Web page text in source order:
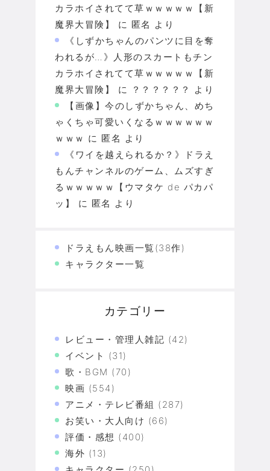
カラホイされてて草ｗｗｗｗｗ【新
魔界大冒険】
に 匿名 より
《しずかちゃんのパンツに目を奪
われるが…》人形のスカートもチン
カラホイされてて草ｗｗｗｗｗ【新
魔界大冒険】
に ？？？？？？
より
【画像】今のしずかちゃん、めち
ゃくちゃ可愛いくなるｗｗｗｗｗｗ
ｗｗｗ に 匿名 より
《ワイを越えられるか？》ドラえ
もんチャンネルのゲーム、ムズすぎ
るｗｗｗｗｗ【ウマタケ de パカパ
ッ】
に 匿名 より
ドラえもん映画一覧(38作)
キャラクター一覧
カテゴリー
レビュー・管理人雑記 (42)
イベント (31)
歌・BGM (70)
映画 (554)
アニメ・テレビ番組 (287)
お笑い・大人向け (66)
評価・感想 (400)
海外 (13)